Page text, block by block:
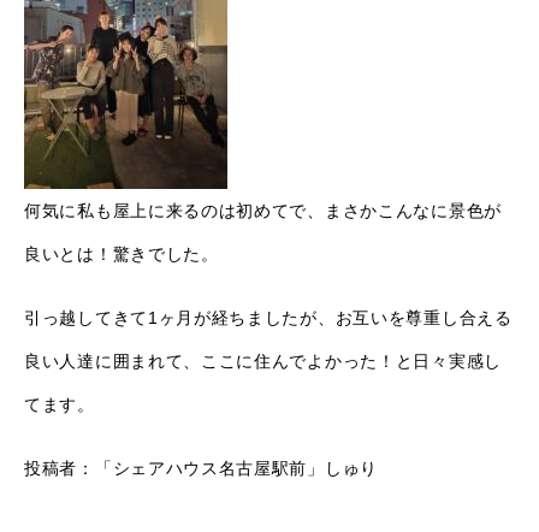
何気に私も屋上に来るのは初めてで、まさかこんなに景色が
良いとは！驚きでした。
引っ越してきて1ヶ月が経ちましたが、お互いを尊重し合える
良い人達に囲まれて、ここに住んでよかった！と日々実感し
てます。
投稿者：「シェアハウス名古屋駅前」しゅり